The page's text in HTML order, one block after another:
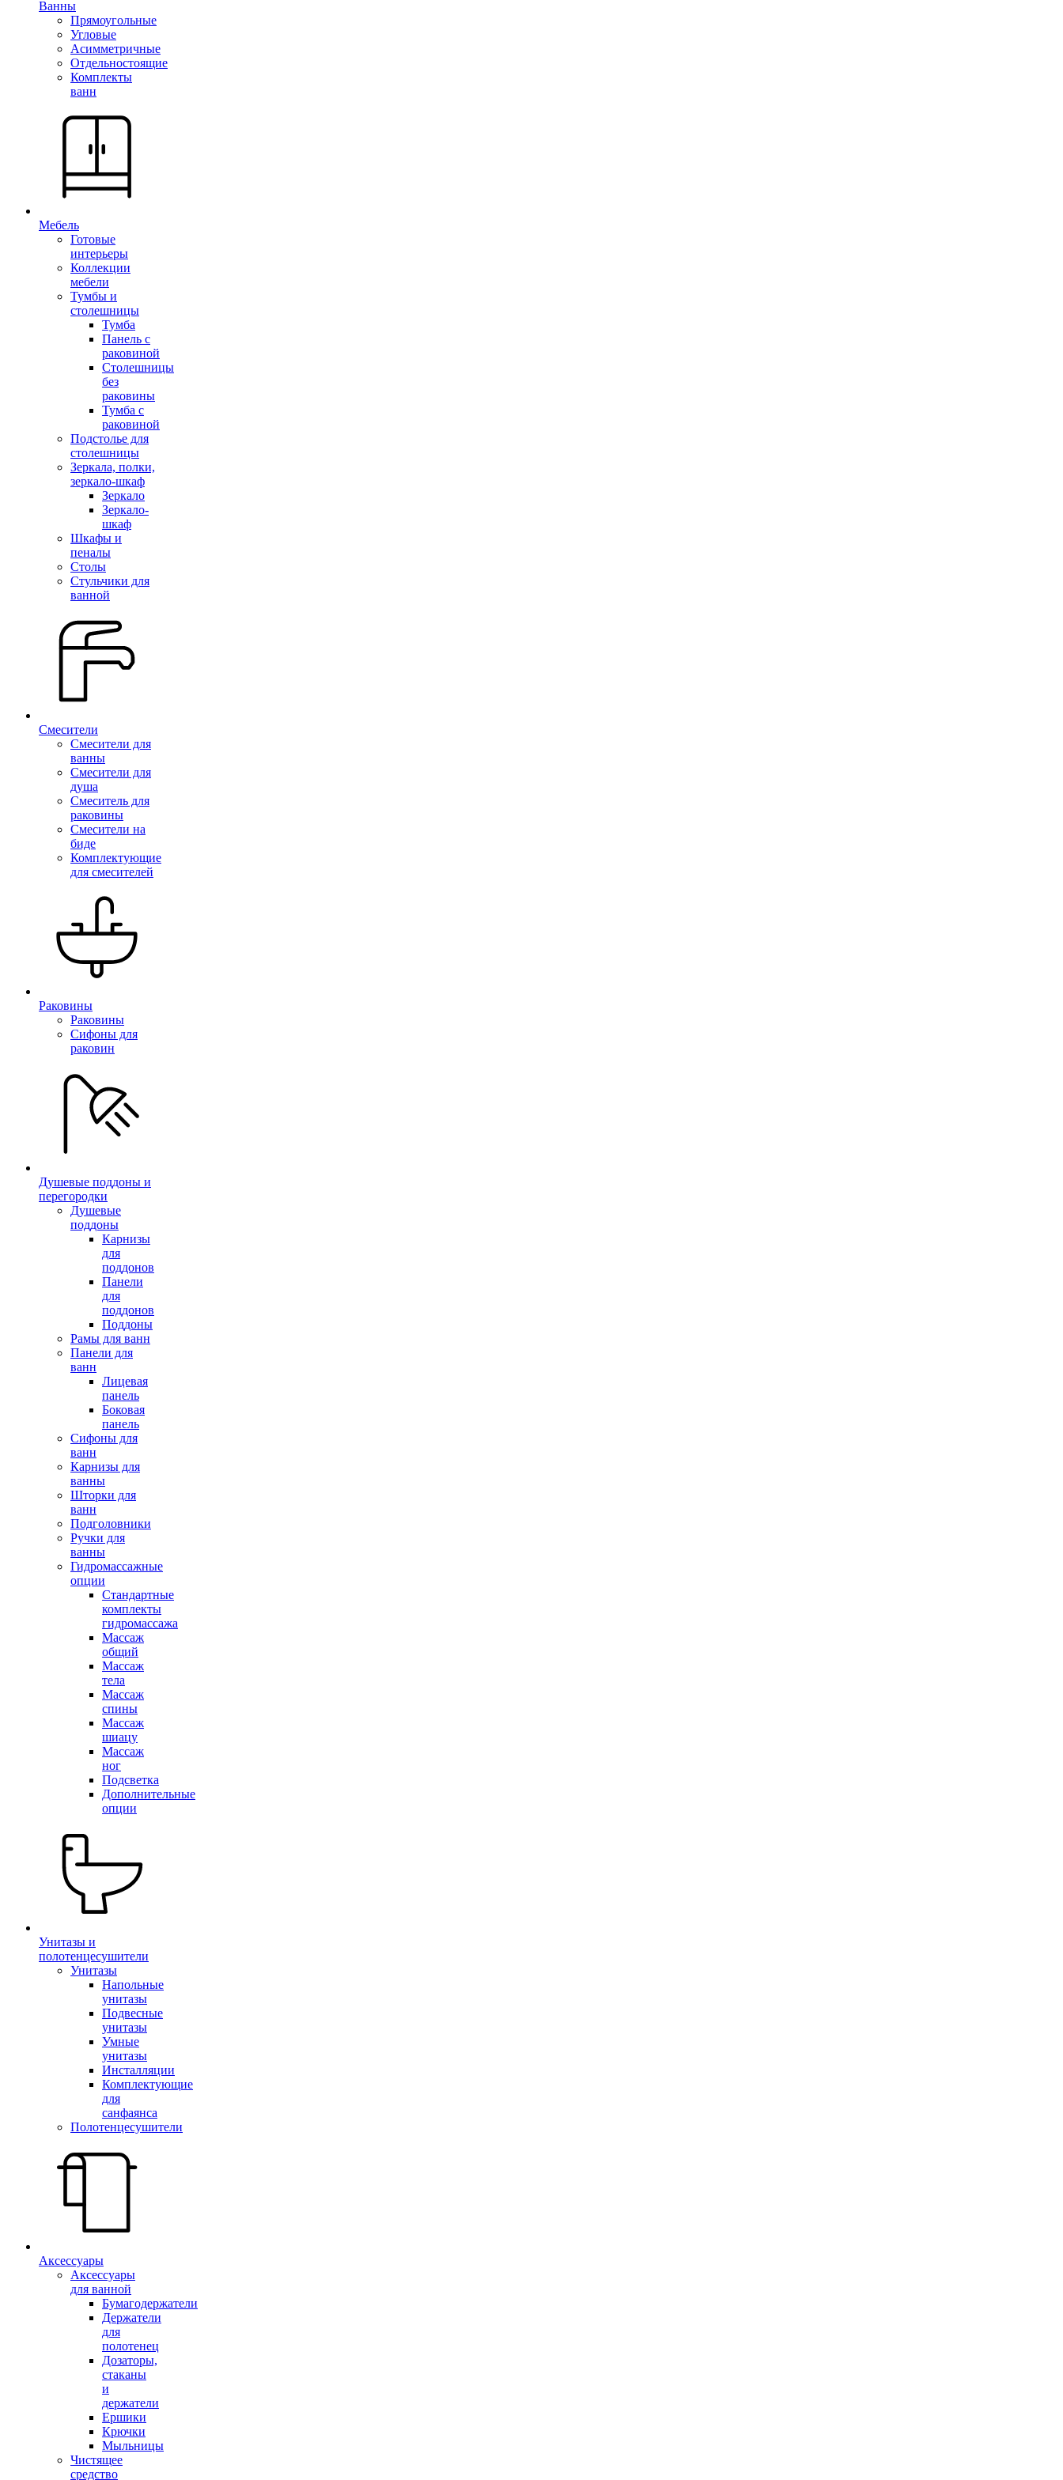
Ванны
Прямоугольные
Угловые
Асимметричные
Отдельностоящие
Комплекты
ванн
Мебель
Готовые
интерьеры
Коллекции
мебели
Тумбы и
столешницы
Тумба
Панель с
раковиной
Столешницы
без
раковины
Тумба с
раковиной
Подстолье для
столешницы
Зеркала, полки,
зеркало-шкаф
Зеркало
Зеркало-
шкаф
Шкафы и
пеналы
Столы
Стульчики для
ванной
Смесители
Смесители для
ванны
Смесители для
душа
Смеситель для
раковины
Смесители на
биде
Комплектующие
для смесителей
Раковины
Раковины
Сифоны для
раковин
Душевые поддоны и
перегородки
Душевые
поддоны
Карнизы
для
поддонов
Панели
для
поддонов
Поддоны
Рамы для ванн
Панели для
ванн
Лицевая
панель
Боковая
панель
Сифоны для
ванн
Карнизы для
ванны
Шторки для
ванн
Подголовники
Ручки для
ванны
Гидромассажные
опции
Стандартные
комплекты
гидромассажа
Массаж
общий
Массаж
тела
Массаж
спины
Массаж
шиацу
Массаж
ног
Подсветка
Дополнительные
опции
Унитазы и
полотенцесушители
Унитазы
Напольные
унитазы
Подвесные
унитазы
Умные
унитазы
Инсталляции
Комплектующие
для
санфаянса
Полотенцесушители
Аксессуары
Аксессуары
для ванной
Бумагодержатели
Держатели
для
полотенец
Дозаторы,
стаканы
и
держатели
Ершики
Крючки
Мыльницы
Чистящее
средство